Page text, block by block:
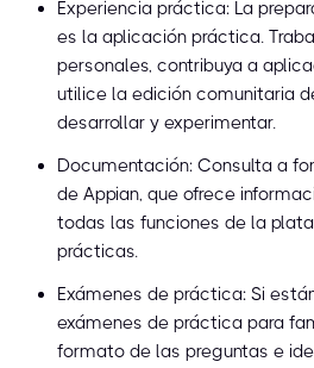
Experiencia práctica: La
es la aplicación práctica.
personales, contribuya a
utilice la edición comunitaria
desarrollar y experimentar.
Documentación: Consulta a
de Appian, que ofrece
todas las funciones de la
prácticas.
Exámenes de práctica: Si
exámenes de práctica para
formato de las preguntas e